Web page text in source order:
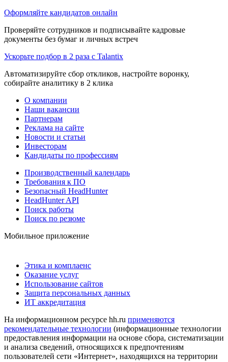
Оформляйте кандидатов онлайн
Проверяйте сотрудников и подписывайте кадровые
документы без бумаг и личных встреч
Ускорьте подбор в 2 раза с Talantix
Автоматизируйте сбор откликов, настройте воронку,
собирайте аналитику в 2 клика
О компании
Наши вакансии
Партнерам
Реклама на сайте
Новости и статьи
Инвесторам
Кандидаты по профессиям
Производственный календарь
Требования к ПО
Безопасный HeadHunter
HeadHunter API
Поиск работы
Поиск по резюме
Мобильное приложение
Этика и комплаенс
Оказание услуг
Использование сайтов
Защита персональных данных
ИТ аккредитация
На информационном ресурсе hh.ru применяются
рекомендательные технологии (информационные технологии
предоставления информации на основе сбора, систематизации
и анализа сведений, относящихся к предпочтениям
пользователей сети «Интернет», находящихся на территории